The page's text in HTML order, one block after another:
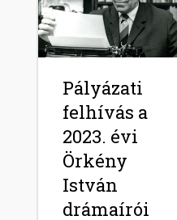
Pályázati
felhívás a
2023. évi
Örkény
István
drámaírói